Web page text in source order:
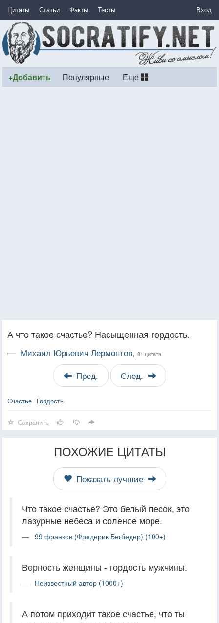
Цитаты Статьи Факты Тесты Вход
+Добавить Популярные Еще
А что такое счастье? Насыщенная гордость.
— Михаил Юрьевич Лермонтов, 81 цитата
Пред. След.
Счастье Гордость
Сохранить
ПОХОЖИЕ ЦИТАТЫ
Показать лучшие
Что такое счастье? Это белый песок, это
лазурные небеса и соленое море.
99 франков (Фредерик Бегбедер) (100+)
Верность женщины - гордость мужчины.
Неизвестный автор (1000+)
А потом приходит такое счастье, что ты